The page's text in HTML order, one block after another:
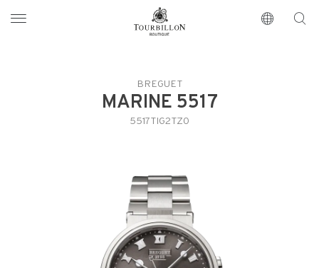
https://www.tourbillon.com/it
BREGUET
MARINE 5517
5517TIG2TZ0